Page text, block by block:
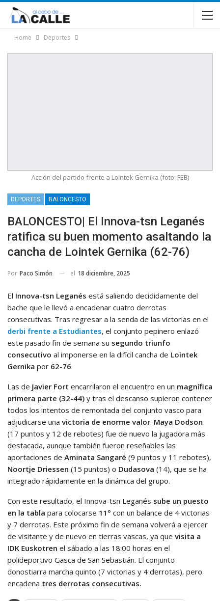
Home Deportes
Acción del partido frente a Lointek Gernika (foto: FEB)
DEPORTES BALONCESTO
BALONCESTO| El Innova-tsn Leganés
ratifica su buen momento asaltando la
cancha de Lointek Gernika (62-76)
Por Paco Simón el 18 diciembre, 2025
El Innova-tsn Leganés está saliendo decididamente del
bache que le llevó a encadenar cuatro derrotas
consecutivas. Tras regresar a la senda de las victorias en el
derbi frente a Estudiantes, el conjunto pepinero enlazó
este pasado fin de semana su segundo triunfo
consecutivo al imponerse en la difícil cancha de Lointek
Gernika por 62-76.
Las de Javier Fort encarrilaron el encuentro en un magnífica
primera parte (32-44) y tras el descanso supieron contener
todos los intentos de remontada del conjunto vasco para
adjudicarse una victoria de enorme valor. Maya Dodson
(17 puntos y 12 de rebotes) fue de nuevo la jugadora más
destacada, aunque también fueron reseñables las
aportaciones de Aminata Sangaré (9 puntos y 11 rebotes),
Noortje Driessen (15 puntos) o Dudasova (14), que se ha
integrado rápidamente en la dinámica del grupo.
Con este resultado, el Innova-tsn Leganés sube un puesto
en la tabla para colocarse 11º con un balance de 4 victorias
y 7 derrotas. Este próximo fin de semana volverá a ejercer
de visitante y de nuevo en tierras vascas, ya que visita a
IDK Euskotren el sábado a las 18:00 horas en el
polideportivo Gasca de San Sebastián. El conjunto
donostiarra marcha quinto (7 victorias y 4 derrotas), pero
encadena tres derrotas consecutivas.